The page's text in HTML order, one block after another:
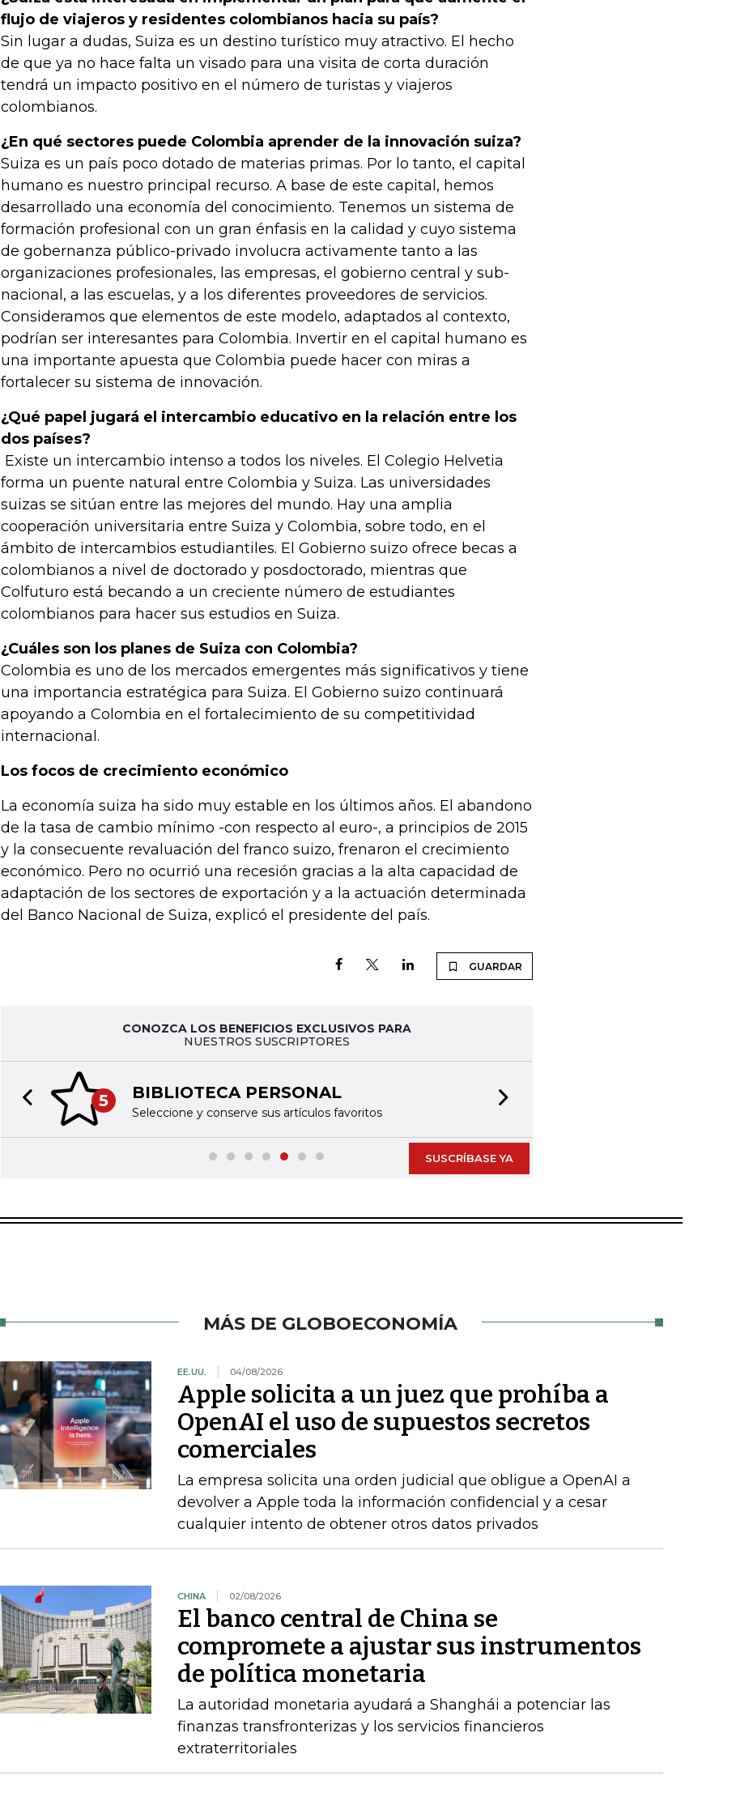
flujo de viajeros y residentes colombianos hacia su país?
Sin lugar a dudas, Suiza es un destino turístico muy atractivo. El hecho
de que ya no hace falta un visado para una visita de corta duración
tendrá un impacto positivo en el número de turistas y viajeros
colombianos.
¿En qué sectores puede Colombia aprender de la innovación suiza?
Suiza es un país poco dotado de materias primas. Por lo tanto, el capital
humano es nuestro principal recurso. A base de este capital, hemos
desarrollado una economía del conocimiento. Tenemos un sistema de
formación profesional con un gran énfasis en la calidad y cuyo sistema
de gobernanza público-privado involucra activamente tanto a las
organizaciones profesionales, las empresas, el gobierno central y sub-
nacional, a las escuelas, y a los diferentes proveedores de servicios.
Consideramos que elementos de este modelo, adaptados al contexto,
podrían ser interesantes para Colombia. Invertir en el capital humano es
una importante apuesta que Colombia puede hacer con miras a
fortalecer su sistema de innovación.
¿Qué papel jugará el intercambio educativo en la relación entre los
dos países?
Existe un intercambio intenso a todos los niveles. El Colegio Helvetia
forma un puente natural entre Colombia y Suiza. Las universidades
suizas se sitúan entre las mejores del mundo. Hay una amplia
cooperación universitaria entre Suiza y Colombia, sobre todo, en el
ámbito de intercambios estudiantiles. El Gobierno suizo ofrece becas a
colombianos a nivel de doctorado y posdoctorado, mientras que
Colfuturo está becando a un creciente número de estudiantes
colombianos para hacer sus estudios en Suiza.
¿Cuáles son los planes de Suiza con Colombia?
Colombia es uno de los mercados emergentes más significativos y tiene
una importancia estratégica para Suiza. El Gobierno suizo continuará
apoyando a Colombia en el fortalecimiento de su competitividad
internacional.
Los focos de crecimiento económico
La economía suiza ha sido muy estable en los últimos años. El abandono
de la tasa de cambio mínimo -con respecto al euro-, a principios de 2015
y la consecuente revaluación del franco suizo, frenaron el crecimiento
económico. Pero no ocurrió una recesión gracias a la alta capacidad de
adaptación de los sectores de exportación y a la actuación determinada
del Banco Nacional de Suiza, explicó el presidente del país.
GUARDAR
CONOZCA LOS BENEFICIOS EXCLUSIVOS PARA
NUESTROS SUSCRIPTORES
5 BIBLIOTECA PERSONAL
Seleccione y conserve sus artículos favoritos
Previous slide
SUSCRÍBASE YA
MÁS DE GLOBOECONOMÍA
EE.UU. 04/08/2026
Apple solicita a un juez que prohíba a
OpenAI el uso de supuestos secretos
comerciales
La empresa solicita una orden judicial que obligue a OpenAI a
devolver a Apple toda la información confidencial y a cesar
cualquier intento de obtener otros datos privados
CHINA 02/08/2026
El banco central de China se
compromete a ajustar sus instrumentos
de política monetaria
La autoridad monetaria ayudará a Shanghái a potenciar las
finanzas transfronterizas y los servicios financieros
extraterritoriales